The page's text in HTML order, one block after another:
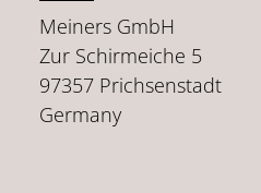
Meiners GmbH
Zur Schirmeiche 5
97357 Prichsenstadt
Germany